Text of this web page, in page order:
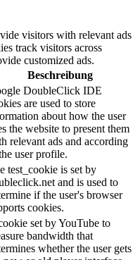
visitors with relevant ads
track visitors across
customized ads.
Beschreibung
DoubleClick IDE
are used to store
about how the user
the website to present them
relevant ads and according
user profile.
test_cookie is set by
and is used to
if the user's browser
cookies.
set by YouTube to
bandwidth that
whether the user gets